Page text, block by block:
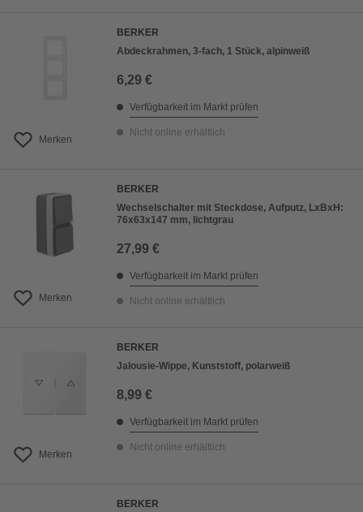
Merken
BERKER
Abdeckrahmen, 3-fach, 1 Stück, alpinweiß
6,29 €
Verfügbarkeit im Markt prüfen
Nicht online erhältlich
Merken
BERKER
Wechselschalter mit Steckdose, Aufputz, LxBxH:
76x63x147 mm, lichtgrau
27,99 €
Verfügbarkeit im Markt prüfen
Nicht online erhältlich
Merken
BERKER
Jalousie-Wippe, Kunststoff, polarweiß
8,99 €
Verfügbarkeit im Markt prüfen
Nicht online erhältlich
BERKER